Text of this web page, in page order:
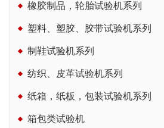
橡胶制品，轮胎试验机系列
塑料、塑胶、胶带试验机系列
制鞋试验机系列
纺织、皮革试验机系列
纸箱，纸板，包装试验机系列
箱包类试验机